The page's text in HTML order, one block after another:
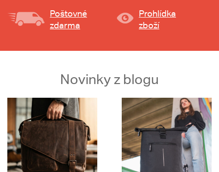
Poštovné
zdarma
Prohlídka
zboží
Novinky z blogu